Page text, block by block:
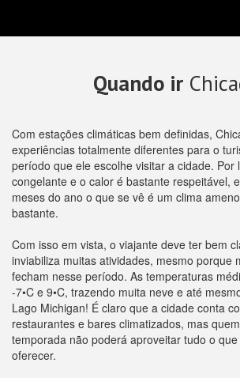
Quando ir
Com estações climáticas bem definidas,
experiências totalmente diferentes para o
período que ele escolhe visitar a cidade. Por
congelante e o calor é bastante respeitável,
meses do ano o que se vê é um clima
bastante.
Com isso em vista, o viajante deve ter bem
inviabiliza muitas atividades, mesmo porque
fecham nesse período. As temperaturas
-7•C e 9•C, trazendo muita neve e até
Lago Michigan! É claro que a cidade conta
restaurantes e bares climatizados, mas
temporada não poderá aproveitar tudo o
oferecer.